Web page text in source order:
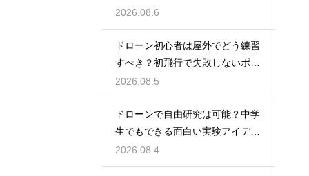
を解説
2026.08.6
ドローン初心者は屋外でどう練習
すべき？初飛行で失敗しないポイ
ント
2026.08.5
ドローンで自由研究は可能？中学
生でもできる面白い実験アイデア
を紹介
2026.08.4